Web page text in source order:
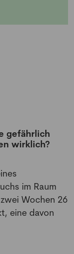
gefährlich
wirklich?
im Raum
Wochen 26
eine davon